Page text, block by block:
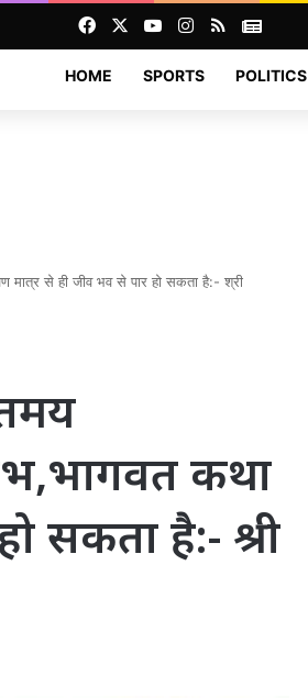
FacebookYouTubeInstagram
RSSNews
HOME SPORTS POLITICS
मात्र से ही जीव भव से पार हो सकता है:- श्री
कथा
सकता है:- श्री